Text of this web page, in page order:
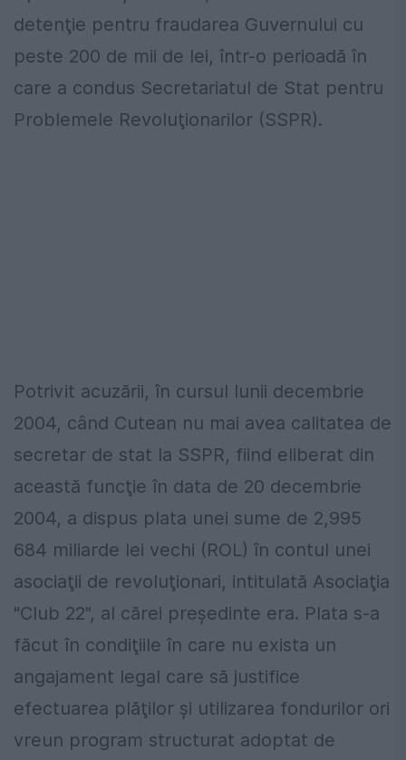
detenţie pentru fraudarea Guvernului cu
peste 200 de mii de lei, într-o perioadă în
care a condus Secretariatul de Stat pentru
Problemele Revoluţionarilor (SSPR).
Potrivit acuzării, în cursul lunii decembrie
2004, când Cutean nu mai avea calitatea de
secretar de stat la SSPR, fiind eliberat din
această funcţie în data de 20 decembrie
2004, a dispus plata unei sume de 2,995
684 miliarde lei vechi (ROL) în contul unei
asociaţii de revoluţionari, intitulată Asociaţia
"Club 22", al cărei preşedinte era. Plata s-a
făcut în condiţiile în care nu exista un
angajament legal care să justifice
efectuarea plăţilor şi utilizarea fondurilor ori
vreun program structurat adoptat de